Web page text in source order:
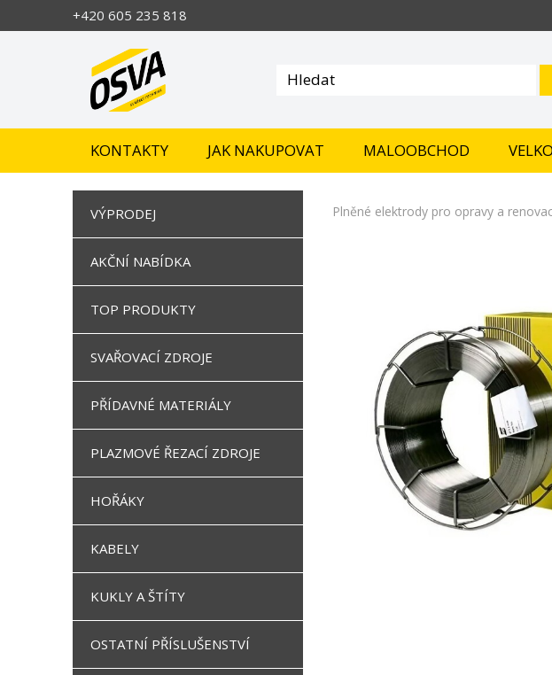
+420 605 235 818
KONTAKTY JAK NAKUPOVAT MALOOBCHOD
VÝPRODEJ
AKČNÍ NABÍDKA
TOP PRODUKTY
SVAŘOVACÍ ZDROJE
PŘÍDAVNÉ MATERIÁLY
PLAZMOVÉ ŘEZACÍ ZDROJE
HOŘÁKY
KABELY
KUKLY A ŠTÍTY
OSTATNÍ PŘÍSLUŠENSTVÍ
Plněné elektrody pro opravy a